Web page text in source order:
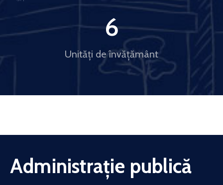
Unități de învățământ
6
Administrație publică